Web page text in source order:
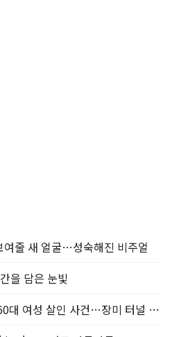
여줄 새 얼굴…성숙해진 비주얼
을 담은 눈빛
'그것이 알고 싶다' 통영 60대 여성 살인 사건…장미 터널 아래 킬러, 누구냐 넌?